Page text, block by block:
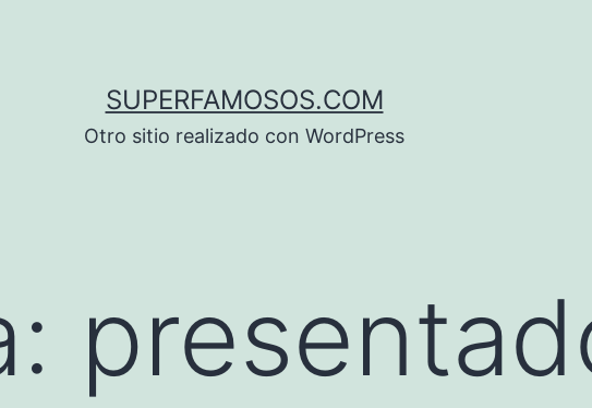
SUPERFAMOSOS.COM
Otro sitio realizado con WordPress